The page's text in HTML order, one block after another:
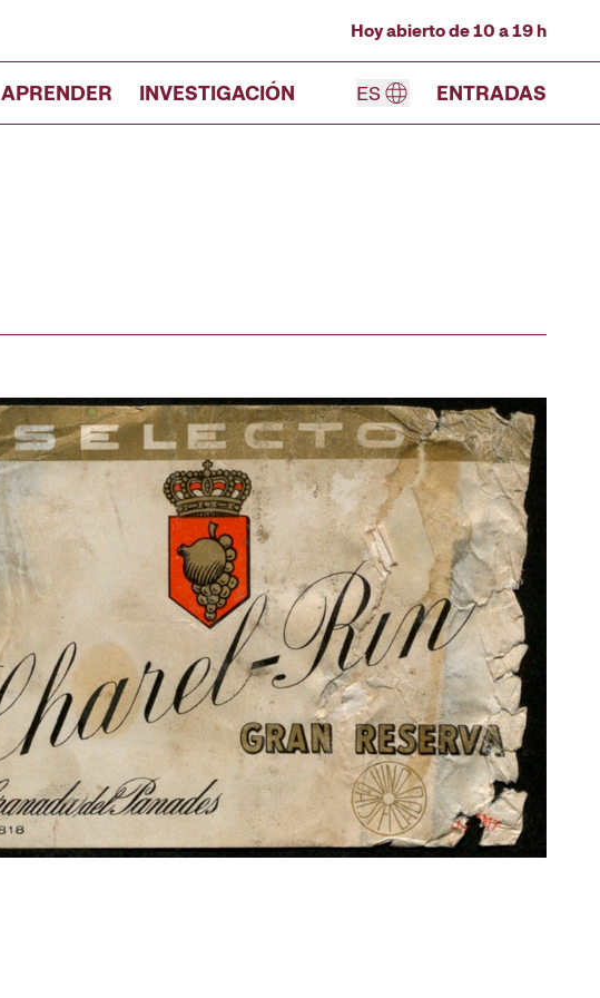
Hoy abierto de 10 a 19 h
APRENDER INVESTIGACIÓN ES ENTRADAS